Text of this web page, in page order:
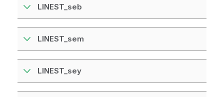
LINEST_seb
LINEST_sem
LINEST_sey